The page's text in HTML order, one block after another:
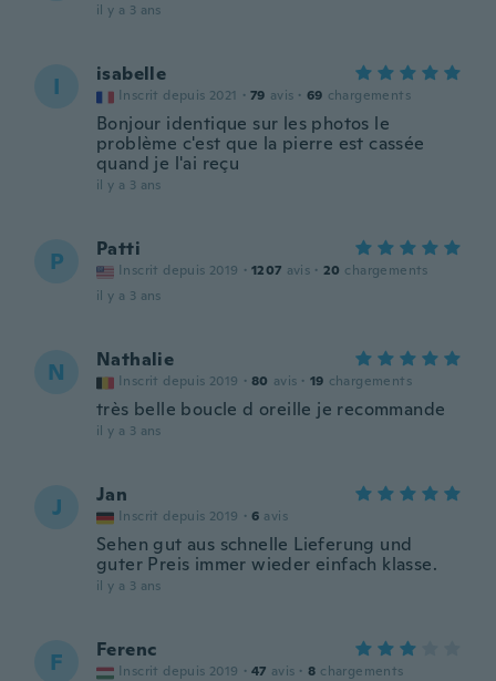
il y a 3 ans
I isabelle
Inscrit depuis 2021 · 79 avis · 69 chargements
Bonjour identique sur les photos le
problème c'est que la pierre est cassée
quand je l'ai reçu
il y a 3 ans
P Patti
Inscrit depuis 2019 · 1207 avis · 20 chargements
il y a 3 ans
N Nathalie
Inscrit depuis 2019 · 80 avis · 19 chargements
très belle boucle d oreille je recommande
il y a 3 ans
J Jan
Inscrit depuis 2019 · 6 avis
Sehen gut aus schnelle Lieferung und
guter Preis immer wieder einfach klasse.
il y a 3 ans
F Ferenc
Inscrit depuis 2019 · 47 avis · 8 chargements